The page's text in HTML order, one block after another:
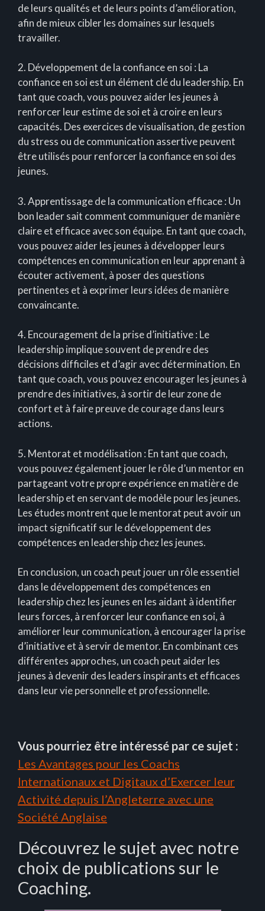
de leurs qualités et de leurs points d’amélioration,
afin de mieux cibler les domaines sur lesquels
travailler.
2. Développement de la confiance en soi : La
confiance en soi est un élément clé du leadership. En
tant que coach, vous pouvez aider les jeunes à
renforcer leur estime de soi et à croire en leurs
capacités. Des exercices de visualisation, de gestion
du stress ou de communication assertive peuvent
être utilisés pour renforcer la confiance en soi des
jeunes.
3. Apprentissage de la communication efficace : Un
bon leader sait comment communiquer de manière
claire et efficace avec son équipe. En tant que coach,
vous pouvez aider les jeunes à développer leurs
compétences en communication en leur apprenant à
écouter activement, à poser des questions
pertinentes et à exprimer leurs idées de manière
convaincante.
4. Encouragement de la prise d’initiative : Le
leadership implique souvent de prendre des
décisions difficiles et d’agir avec détermination. En
tant que coach, vous pouvez encourager les jeunes à
prendre des initiatives, à sortir de leur zone de
confort et à faire preuve de courage dans leurs
actions.
5. Mentorat et modélisation : En tant que coach,
vous pouvez également jouer le rôle d’un mentor en
partageant votre propre expérience en matière de
leadership et en servant de modèle pour les jeunes.
Les études montrent que le mentorat peut avoir un
impact significatif sur le développement des
compétences en leadership chez les jeunes.
En conclusion, un coach peut jouer un rôle essentiel
dans le développement des compétences en
leadership chez les jeunes en les aidant à identifier
leurs forces, à renforcer leur confiance en soi, à
améliorer leur communication, à encourager la prise
d’initiative et à servir de mentor. En combinant ces
différentes approches, un coach peut aider les
jeunes à devenir des leaders inspirants et efficaces
dans leur vie personnelle et professionnelle.
Vous pourriez être intéressé par ce sujet :
Les Avantages pour les Coachs
Internationaux et Digitaux d’Exercer leur
Activité depuis l’Angleterre avec une
Société Anglaise
Découvrez le sujet avec notre
choix de publications sur le
Coaching.